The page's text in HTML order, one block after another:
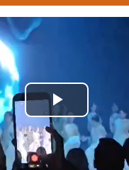
Play
Video